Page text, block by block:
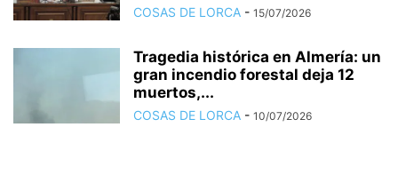
COSAS DE LORCA - 15/07/2026
Tragedia histórica en Almería: un
gran incendio forestal deja 12
muertos,...
COSAS DE LORCA - 10/07/2026